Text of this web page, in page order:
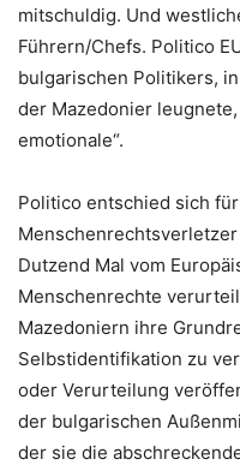
mitschuldig. Und
Führern/Chefs. Politico
bulgarischen Politikers,
der Mazedonier
emotionale“.
Politico entschied sich
Dutzend Mal vom
Menschenrechte
Mazedoniern ihre
Selbstidentifikation zu
oder Verurteilung
der bulgarischen
der sie die